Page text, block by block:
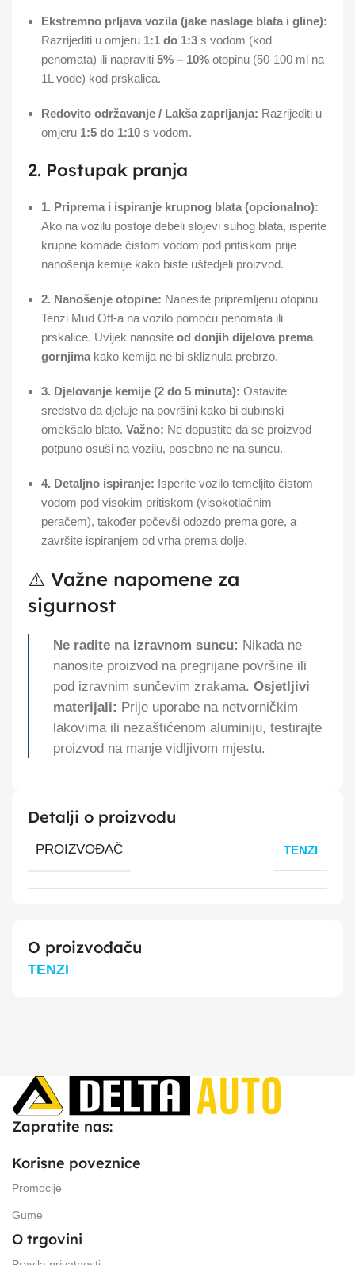
Ekstremno prljava vozila (jake naslage blata i gline):
Razrijediti u omjeru 1:1 do 1:3 s vodom (kod
penomata) ili napraviti 5% – 10% otopinu (50-100 ml na
1L vode) kod prskalica.
Redovito održavanje / Lakša zaprljanja: Razrijediti u
omjeru 1:5 do 1:10 s vodom.
2. Postupak pranja
1. Priprema i ispiranje krupnog blata (opcionalno):
Ako na vozilu postoje debeli slojevi suhog blata, isperite
krupne komade čistom vodom pod pritiskom prije
nanošenja kemije kako biste uštedjeli proizvod.
2. Nanošenje otopine: Nanesite pripremljenu otopinu
Tenzi Mud Off-a na vozilo pomoću penomata ili
prskalice. Uvijek nanosite od donjih dijelova prema
gornjima kako kemija ne bi skliznula prebrzo.
3. Djelovanje kemije (2 do 5 minuta): Ostavite
sredstvo da djeluje na površini kako bi dubinski
omekšalo blato. Važno: Ne dopustite da se proizvod
potpuno osuši na vozilu, posebno ne na suncu.
4. Detaljno ispiranje: Isperite vozilo temeljito čistom
vodom pod visokim pritiskom (visokotlačnim
peračem), također počevši odozdo prema gore, a
završite ispiranjem od vrha prema dolje.
⚠️ Važne napomene za
sigurnost
Ne radite na izravnom suncu: Nikada ne
nanosite proizvod na pregrijane površine ili
pod izravnim sunčevim zrakama. Osjetljivi
materijali: Prije uporabe na netvorničkim
lakovima ili nezaštićenom aluminiju, testirajte
proizvod na manje vidljivom mjestu.
Detalji o proizvodu
PROIZVOĐAČ TENZI
O proizvođaču
TENZI
Zapratite nas:
Korisne poveznice
Promocije
Gume
O trgovini